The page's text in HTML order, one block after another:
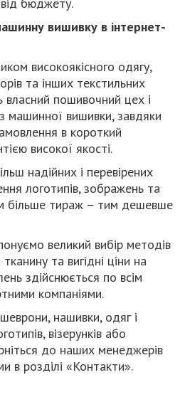
вишивку в інтернет-
високоякісного одягу,
та інших текстильних
власний пошивочний цех і
машинної вишивки, завдяки
в короткий
високої якості.
надійних і перевірених
логотипів, зображень та
більше тираж – тим дешевше
великий вибір методів
та вигідні ціни на
здійснюється по всім
компаніями.
нашивки, одяг і
візерунків або
до наших менеджерів
в розділі «Контакти».